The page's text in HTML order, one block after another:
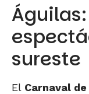
sureste
El Carnaval